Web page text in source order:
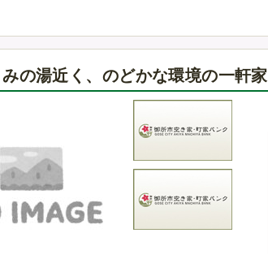
の湯近く、のどかな環境の一軒家